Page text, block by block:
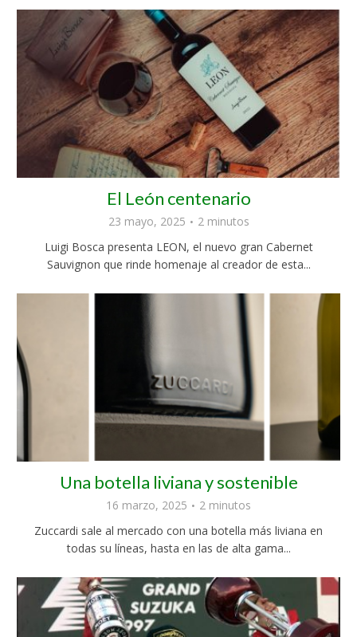
El León centenario
23 mayo, 2025
2 minutos
Luigi Bosca presenta LEON, el nuevo gran Cabernet
Sauvignon que rinde homenaje al creador de esta...
Una botella liviana y sostenible
16 marzo, 2025
2 minutos
Zuccardi sale al mercado con una botella más liviana en
todas su líneas, hasta en las de alta gama...